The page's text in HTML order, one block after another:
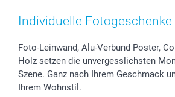
Zubehör & Material
Sticker & Etiketten
Geschenk-Gutscheine (PDF)
AGB
Presse
Partnerprogramme
Investor Relations
Muttertag
Kommunion & Konfirmation
Hochzeit
Geburtstag
Preise und Versandkosten
48h Lieferung
Zahlungsmöglichkeiten
Anmelden /Registrieren
Individuelle Fotogeschenke
Foto-Leinwand, Alu-Verbund Poster,
Holz setzen die unvergesslichsten
Szene. Ganz nach Ihrem Geschmack
Ihrem Wohnstil.